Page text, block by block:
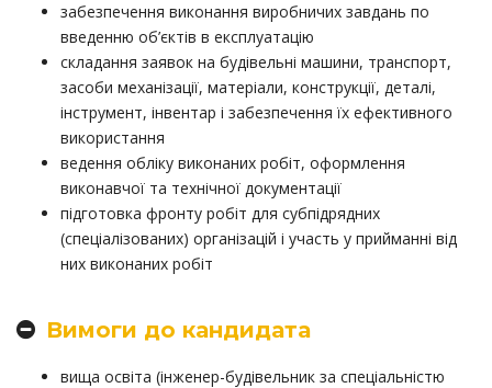
забезпечення виконання виробничих завдань по
введенню об’єктів в експлуатацію
складання заявок на будівельні машини, транспорт,
засоби механізації, матеріали, конструкції, деталі,
інструмент, інвентар і забезпечення їх ефективного
використання
ведення обліку виконаних робіт, оформлення
виконавчої та технічної документації
підготовка фронту робіт для субпідрядних
(спеціалізованих) організацій і участь у прийманні від
них виконаних робіт
Вимоги до кандидата
вища освіта (інженер-будівельник за спеціальністю